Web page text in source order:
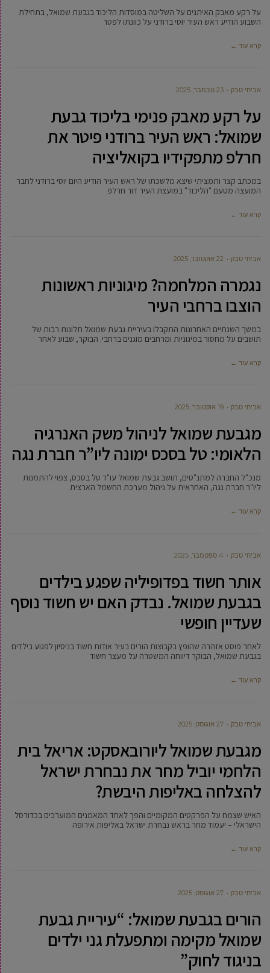
על רקע מאבק האיתנים על השליטה במוסדות הליכוד בגבעת שמואל, בתחילת
השבוע הודיע ראש העיר יוסי ברודני על כוונתו לפטר
קרא עוד ←
אביחי טבק 23 נובמבר, 2025
על רקע מאבק פנימי בליכוד גבעת
שמואל: ראש העיר ברודני פיטר את
חרלפ מתפקידיו בקואליציה
במכתב קצר ותמציתי שיצא מלשכתו של ראש העיר הודיע היום יוסי ברודני לחבר
המועצה מטעם "הליכוד" במועצת העיר דור חרלפ
קרא עוד ←
אביחי טבק 22 אוקטובר, 2025
נגמרה המלחמה? מיגוניות ראשונות
הוצבו ברחבי העיר
במשך השנתיים האחרונות התקבלו בעיריית גבעת שמואל תלונות רבות של
תושבים על מחסור במיגוניות ומרחבים מוגנים ברחבי. הבוקר, שבוע לאחר
קרא עוד ←
אביחי טבק 19 אוקטובר, 2025
מגבעת שמואל לניהול משק האנרגיה
הלאומי: טל בסכס ימונה ליו”ר חברת נגה
מנכ"ל החברה למתנ"סים, תושב גבעת שמואל עו"ד טל בסכס, צפוי להתמנות
ליו"ר חברת נגה, האחראית על ניהול מערכת החשמל הארצית.
קרא עוד ←
אביחי טבק 4 ספטמבר, 2025
אותר חשוד בפדופיליה שפגע בילדים
בגבעת שמואל. נבדק האם יש חשוד נוסף
שעדיין חופשי
לאחר פוסט אזהרה שהופץ בקבוצות הורים בעיר אודות חשוד בניסיון לפגוע בילדים
בגבעת שמואל, הבוקר דיווחה המשטרה על מעצר חשוד
קרא עוד ←
אביחי טבק 27 אוגוסט, 2025
מגבעת שמואל ליורובאסקט: אריאל בית
הלחמי יוביל מחר את נבחרת ישראל
להצלחה באליפות היבשת?
האיש שצמח על הפרקטים המקומיים והפך לאחד המאמנים המוערכים בכדורסל
הישראלי – יעמוד מחר בראש נבחרת ישראל באליפות אירופה
קרא עוד ←
אביחי טבק 27 אוגוסט, 2025
הורים בגבעת שמואל: “עיריית גבעת
שמואל מקימה ומתפעלת גני ילדים
בניגוד לחוק”